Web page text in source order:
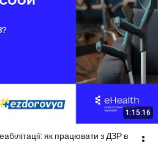
1:15:16
як працювати з ДЗР в